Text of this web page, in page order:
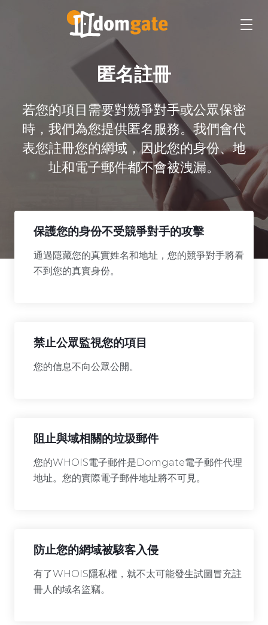
匿名註冊
若您的項目需要對競爭對手或公眾保密
時，我們為您提供匿名服務。我們會代
表您註冊您的網域，因此您的身份、地
址和電子郵件都不會被洩漏。
保護您的身份不受競爭對手的攻擊
通過隱藏您的真實姓名和地址，您的競爭對手將看
不到您的真實身份。
禁止公眾監視您的項目
您的信息不向公眾公開。
阻止與域相關的垃圾郵件
您的WHOIS電子郵件是Domgate電子郵件代理
地址。您的實際電子郵件地址將不可見。
防止您的網域被駭客入侵
有了WHOIS隱私權，就不太可能發生試圖冒充註
冊人的域名盜竊。